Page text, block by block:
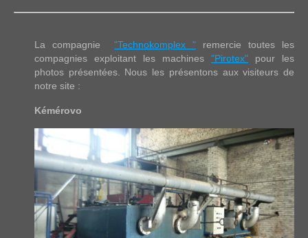
La compagnie "Technokomplex " remercie toutes les
compagnies exploitant les machines "Pirotex" pour les
photos présentées. Nous les présentons aux visiteurs de
notre site :
Kémérovo